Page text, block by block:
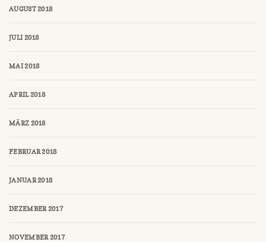
AUGUST 2018
JULI 2018
MAI 2018
APRIL 2018
MÄRZ 2018
FEBRUAR 2018
JANUAR 2018
DEZEMBER 2017
NOVEMBER 2017